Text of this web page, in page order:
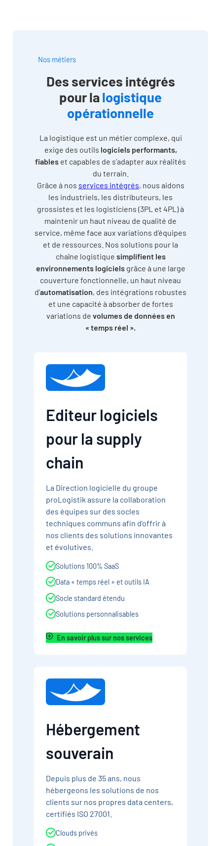
Nos métiers
Des services intégrés
pour lalogistique
opérationnelle
La logistique est un métier complexe, qui
exige des outils logiciels performants,
fiables et capables de s’adapter aux réalités
du terrain.
Grâce à nos services intégrés, nous aidons
les industriels, les distributeurs, les
grossistes et les logisticiens (3PL et 4PL) à
maintenir un haut niveau de qualité de
service, même face aux variations d’équipes
et de ressources. Nos solutions pour la
chaîne logistique simplifient les
environnements logicielsgrâce à une large
couverture fonctionnelle, un haut niveau
d’automatisation, des intégrations robustes
et une capacité à absorber de fortes
variations de volumes de données en
« temps réel ».
Editeur logiciels
pour la supply
chain
La Direction logicielle du groupe
proLogistik assure la collaboration
des équipes sur des socles
techniques communs afin d’offrir à
nos clients des solutions innovantes
et évolutives.
Solutions 100% SaaS
Data « temps réel » et outils IA
Socle standard étendu
Solutions personnalisables
En savoir plus sur nos services
Hébergement
souverain
Depuis plus de 35 ans, nous
hébergeons les solutions de nos
clients sur nos propres data centers,
certifiés ISO 27001.
Clouds privés